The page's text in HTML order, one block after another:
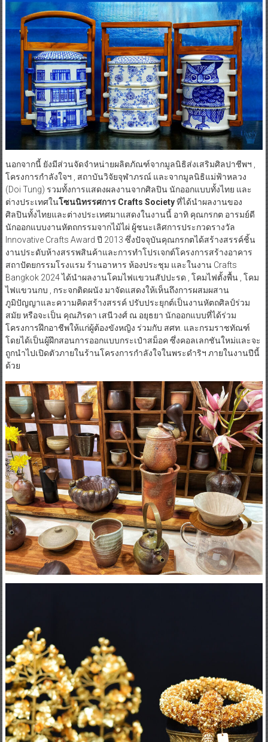
นอกจากนี้ ยังมีส่วนจัดจำหน่ายผลิตภัณฑ์จากมูลนิธิส่งเสริมศิลปาชีพฯ ,
โครงการกำลังใจฯ , สถาบันวิจัยจุฬาภรณ์ และจากมูลนิธิแม่ฟ้าหลวง
(Doi Tung) รวมทั้งการแสดงผลงานจากศิลปิน นักออกแบบทั้งไทย และ
ต่างประเทศในโซนนิทรรศการ Crafts Societyที่ได้นำผลงานของ
ศิลปินทั้งไทยและต่างประเทศมาแสดงในงานนี้ อาทิ คุณกรกต อารมย์ดี
นักออกแบบงานหัตถกรรมจากไม้ไผ่ ผู้ชนะเลิศการประกวดรางวัล
Innovative Crafts Award ปี 2013 ซึ่งปัจจุบันคุณกรกตได้สร้างสรรค์ชิ้น
งานประดับห้างสรรพสินค้าและการทำโปรเจกต์โครงการสร้างอาคาร
สถาปัตยกรรมโรงแรม ร้านอาหาร ห้องประชุม และในงาน Crafts
Bangkok 2024 ได้นำผลงานโคมไฟแขวนสัปปะรด , โคมไฟตั้งพื้น , โคม
ไฟแขวนกบ , กระจกติดผนัง มาจัดแสดงให้เห็นถึงการผสมผสาน
ภูมิปัญญาและความคิดสร้างสรรค์ ปรับประยุกต์เป็นงานหัตถศิลป์ร่วม
สมัย หรือจะเป็น คุณภิรดา เสนีวงศ์ ณ อยุธยา นักออกแบบที่ได้ร่วม
โครงการฝึกอาชีพให้แก่ผู้ต้องขังหญิง ร่วมกับ สศท. และกรมราชทัณฑ์
โดยได้เป็นผู้ฝึกสอนการออกแบบกระเป๋าสม็อค ซึ่งคอลเลกชันใหม่และจะ
ถูกนำไปเปิดตัวภายในร้านโครงการกำลังใจในพระดำริฯ ภายในงานปีนี้
ด้วย